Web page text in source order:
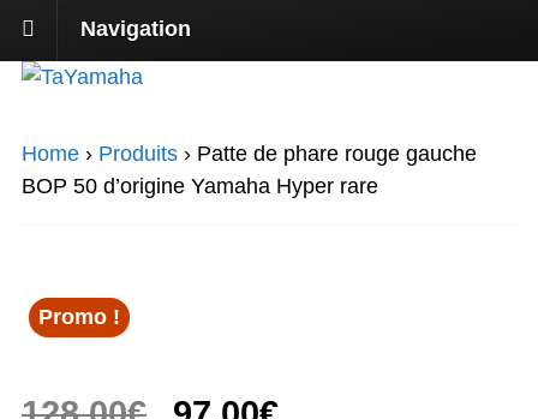
Navigation
Home › Produits › Patte de phare rouge gauche
BOP 50 d’origine Yamaha Hyper rare
Promo !